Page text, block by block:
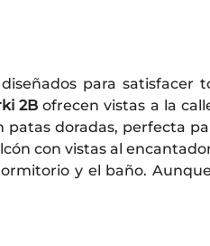
para satisfacer
2Bofrecen vistas a la
doradas, perfecta
con vistas al
y el baño.